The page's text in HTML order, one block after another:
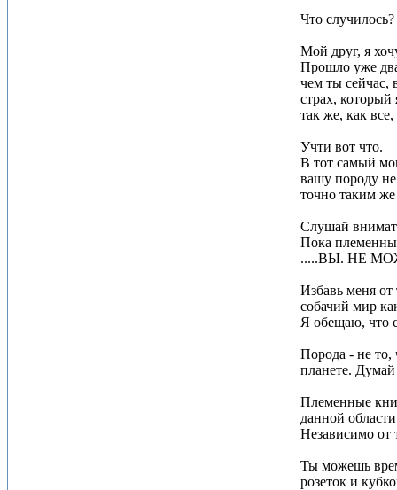
Что
Мой друг, я
Прошло уже
чем ты сейчас,
страх, который
так же, как
Учти вот что.
В тот самый
вашу породу
точно таким
Слушай
Пока
.....ВЫ. НЕ
Избавь меня
собачий мир
Я обещаю, что
Порода - не то,
планете.
Племенные
данной
Независимо от
Ты можешь
розеток и